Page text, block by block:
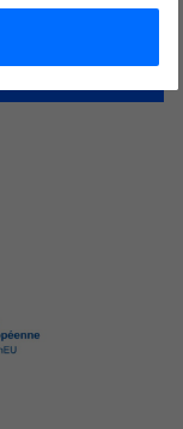
la construction